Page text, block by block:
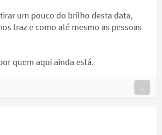
um pouco do brilho desta data,
traz e como até mesmo as pessoas
quem aqui ainda está.
...